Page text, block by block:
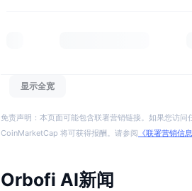
显示全宽
免责声明：本页面可能包含联署营销链接。如果您访
CoinMarketCap 将可获得报酬。请参阅 《联署营销信
Orbofi AI新闻